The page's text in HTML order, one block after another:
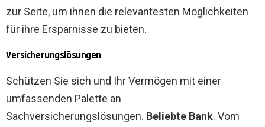
zur Seite, um ihnen die relevantesten Möglichkeiten
für ihre Ersparnisse zu bieten.
Versicherungslösungen
Schützen Sie sich und Ihr Vermögen mit einer
umfassenden Palette an
Sachversicherungslösungen. Beliebte Bank. Vom